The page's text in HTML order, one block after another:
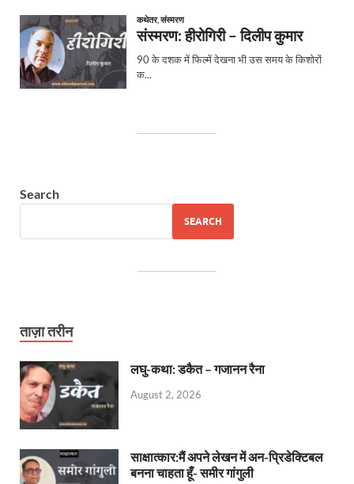
Search
SEARCH
ताज़ा तरीन
लघु-कथा: डकैत – गजानन रैना
August 2, 2026
साक्षात्कार:मैं अपने लेखन में अन-प्रिडेक्टिबल
बनना चाहता हूँ- समीर गांगुली